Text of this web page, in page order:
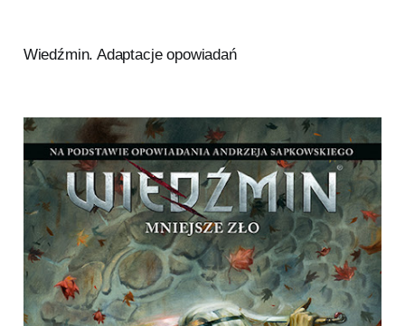
Wiedźmin. Adaptacje opowiadań